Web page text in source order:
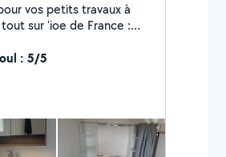
vos petits travaux à
sur 'ioe de France :
Balcon et organisation
: 5/5